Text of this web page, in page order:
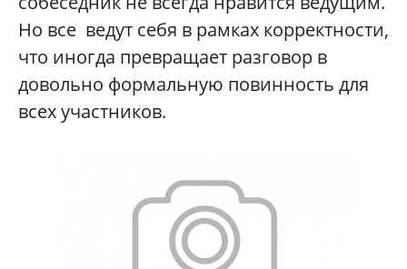
Но все ведут себя в рамках корректности,
что иногда превращает разговор в
довольно формальную повинность для
всех участников.